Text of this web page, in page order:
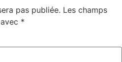
pas publiée. Les champs
*